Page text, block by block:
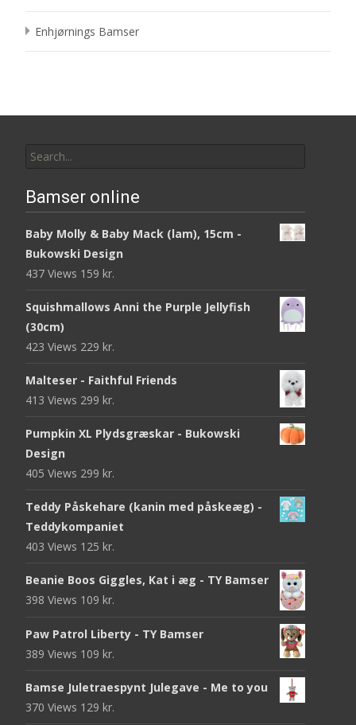
Enhjørnings Bamser
for:
Bamser online
Baby Molly & Baby Mack (lam), 15cm -
Bukowski Design
437 Views 159 kr.
Squishmallows Anni the Purple Jellyfish
(30cm)
423 Views 229 kr.
Malteser - Faithful Friends
413 Views 299 kr.
Pumpkin XL Plydsgræskar - Bukowski
Design
405 Views 299 kr.
Teddy Påskehare (kanin med påskeæg) -
Teddykompaniet
403 Views 125 kr.
Beanie Boos Giggles, Kat i æg - TY Bamser
398 Views 109 kr.
Paw Patrol Liberty - TY Bamser
389 Views 109 kr.
Bamse Juletraespynt Julegave - Me to you
370 Views 129 kr.